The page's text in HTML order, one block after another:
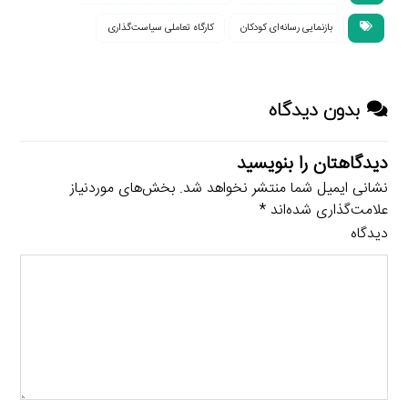
بازنمایی رسانه‌ای کودکان کارگاه تعاملی سیاست‌گذاری
بدون دیدگاه
دیدگاهتان را بنویسید
نشانی ایمیل شما منتشر نخواهد شد. بخش‌های موردنیاز
علامت‌گذاری شده‌اند*
دیدگاه